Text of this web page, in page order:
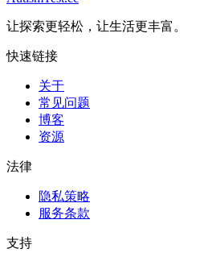
让探索更轻松，让生活更丰富。
快速链接
关于
常见问题
博客
资源
法律
隐私策略
服务条款
支持